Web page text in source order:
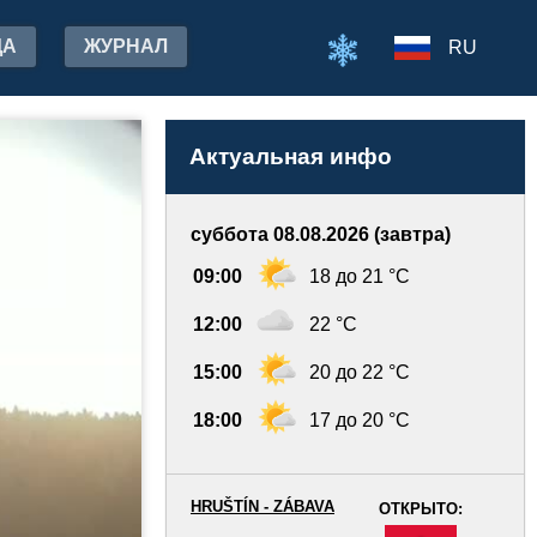
ЖУРНАЛ RU
Актуальная инфо
суббота 08.08.2026 (завтра)
09:00 18 до 21 °C
12:00 22 °C
15:00 20 до 22 °C
18:00 17 до 20 °C
ОТКРЫТО:
HRUŠTÍN - ZÁBAVA